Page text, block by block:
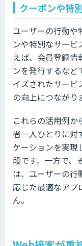
クーポンや特
ユーザーの行動や
ンや特別なサービ
えば、会員登録情
ンを発行するなど
イズされたサービ
の向上につながり
これらの活用例
者一人ひとりに対
ケーションを実現
段です。一方で、
は、ユーザーの行
応じた最適なアプ
ん。